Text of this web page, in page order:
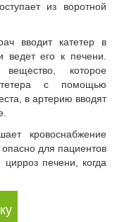
из воротной
вводит катетер в
ведет его к печени.
которое
с помощью
в артерию вводят
кровоснабжение
для пациентов
печени, когда